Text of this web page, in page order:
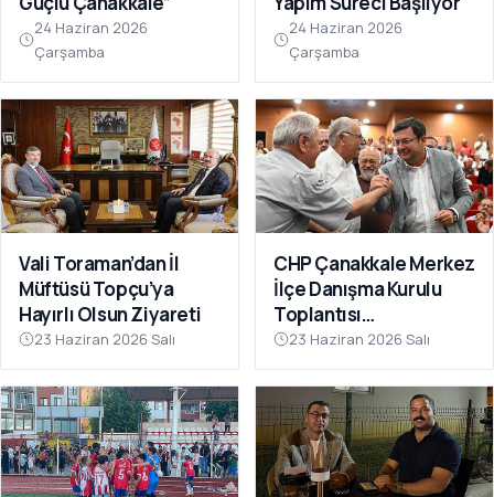
24 Haziran 2026
Çarşamba
24 Haziran 2026
Çarşamba
Vali Toraman’dan İl
Müftüsü Topçu’ya
Hayırlı Olsun Ziyareti
23 Haziran 2026 Salı
CHP Çanakkale Merkez
İlçe Danışma Kurulu
Toplantısı
Gerçekleştirildi
23 Haziran 2026 Salı